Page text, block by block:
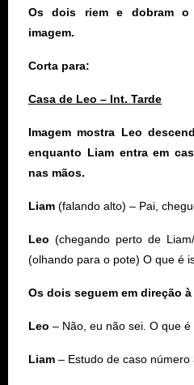
Os dois riem e dobram o
imagem.
Corta para:
Casa de Leo – Int. Tarde
Imagem mostra Leo
enquanto Liam entra em
nas mãos.
Liam (falando alto) – Pai,
Leo (chegando perto de
(olhando para o pote) O que é
Os dois seguem em direção
Leo – Não, eu não sei. O que é
Liam – Estudo de caso número